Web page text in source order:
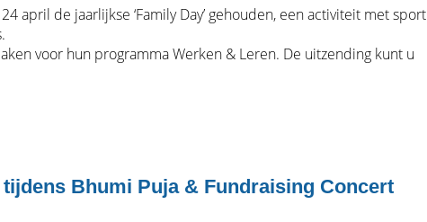
april de jaarlijkse ‘Family Day’ gehouden, een activiteit met sport
voor hun programma Werken & Leren. De uitzending kunt u
Bhumi Puja & Fundraising Concert